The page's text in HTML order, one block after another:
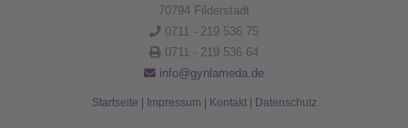
70794 Filderstadt
0711 - 219 536 75
0711 - 219 536 64
info@gynlameda.de
Startseite Impressum Kontakt| Datenschutz